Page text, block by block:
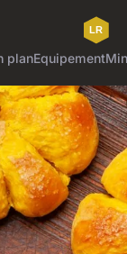
planEquipement